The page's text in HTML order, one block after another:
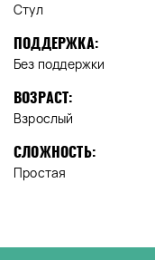
Стул
ПОДДЕРЖКА:
Без поддержки
ВОЗРАСТ:
Взрослый
СЛОЖНОСТЬ:
Простая